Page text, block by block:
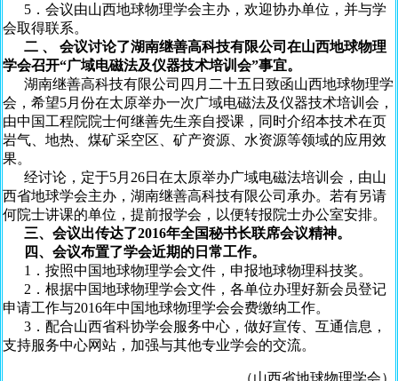
5．会议由山西地球物理学会主办，欢迎协办单位，并与学
会取得联系。
二 、 会议讨论了湖南继善高科技有限公司在山西地球物理
学会召开“广域电磁法及仪器技术培训会”事宜。
湖南继善高科技有限公司四月二十五日致函山西地球物理学
会，希望5月份在太原举办一次广域电磁法及仪器技术培训会，
由中国工程院院士何继善先生亲自授课，同时介绍本技术在页
岩气、地热、煤矿采空区、矿产资源、水资源等领域的应用效
果。
经讨论，定于5月26日在太原举办广域电磁法培训会，由山
西省地球学会主办，湖南继善高科技有限公司承办。若有另请
何院士讲课的单位，提前报学会，以便转报院士办公室安排。
三、会议出传达了2016年全国秘书长联席会议精神。
四、会议布置了学会近期的日常工作。
1．按照中国地球物理学会文件，申报地球物理科技奖。
2．根据中国地球物理学会文件，各单位办理好新会员登记
申请工作与2016年中国地球物理学会会费缴纳工作。
3．配合山西省科协学会服务中心，做好宣传、互通信息，
支持服务中心网站，加强与其他专业学会的交流。
（山西省地球物理学会）